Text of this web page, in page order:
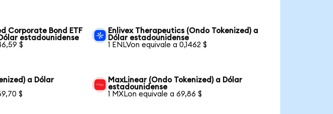
Corporate Bond ETF
estadounidense
$
Enlivex Therapeutics (Ondo Tokenized) a
Dólar estadounidense
1 ENLVon equivale a 0,1462 $
a Dólar
$
MaxLinear (Ondo Tokenized) a Dólar
estadounidense
1 MXLon equivale a 69,86 $